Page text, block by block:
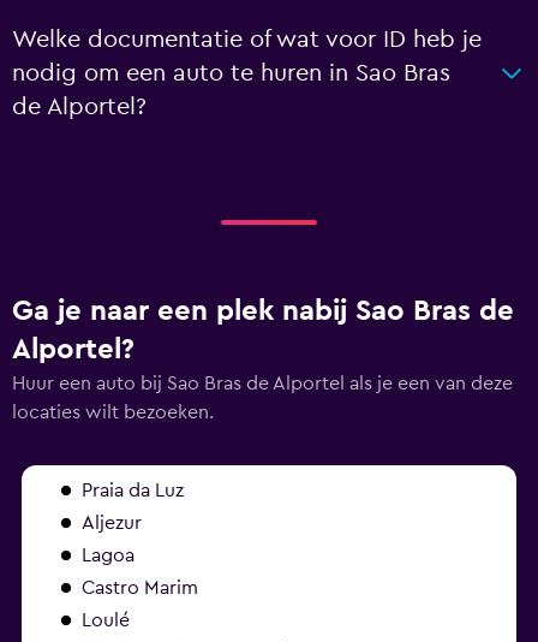
Welke documentatie of wat voor ID heb je
nodig om een auto te huren in Sao Bras
de Alportel?
Ga je naar een plek nabij Sao Bras de
Alportel?
Huur een auto bij Sao Bras de Alportel als je een van deze
locaties wilt bezoeken.
Praia da Luz
Aljezur
Lagoa
Castro Marim
Loulé